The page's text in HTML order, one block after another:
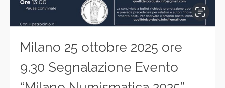
Milano 25 ottobre 2025 ore
9.30 Segnalazione Evento